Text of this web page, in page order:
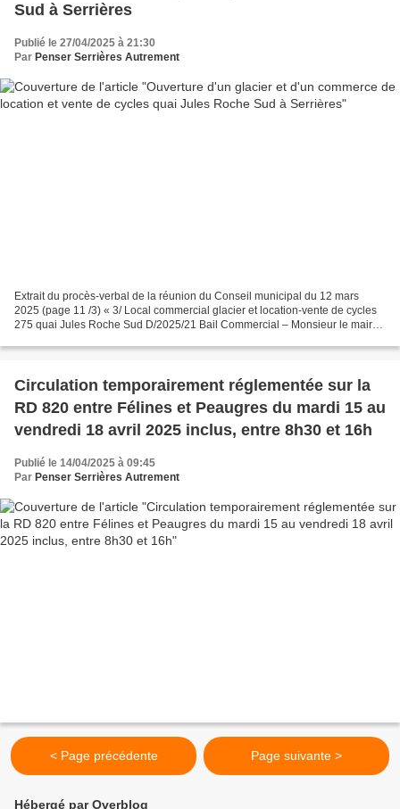
Sud à Serrières
Publié le 27/04/2025 à 21:30
Par Penser Serrières Autrement
Extrait du procès-verbal de la réunion du Conseil municipal du 12 mars
2025 (page 11 /3) « 3/ Local commercial glacier et location-vente de cycles
275 quai Jules Roche Sud D/2025/21 Bail Commercial – Monsieur le maire
Circulation temporairement réglementée sur la
RD 820 entre Félines et Peaugres du mardi 15 au
vendredi 18 avril 2025 inclus, entre 8h30 et 16h
Publié le 14/04/2025 à 09:45
Par Penser Serrières Autrement
< Page précédente Page suivante >
Hébergé par Overblog